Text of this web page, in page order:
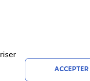
ACCEPTER
CONNEXION